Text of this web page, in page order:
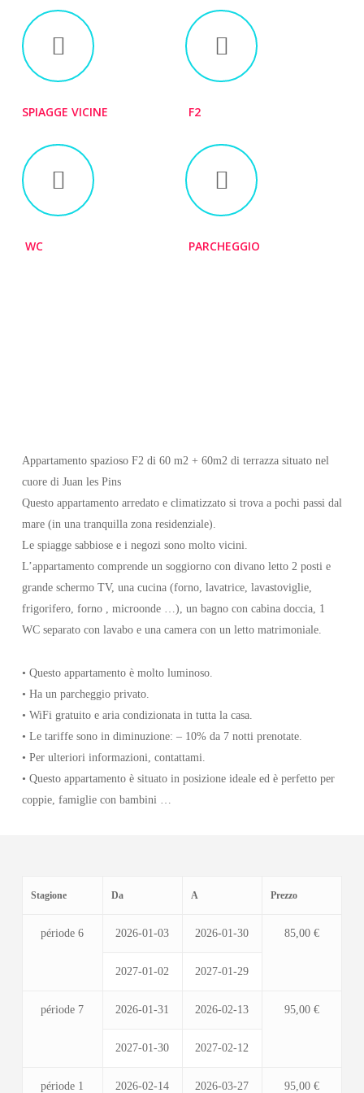
SPIAGGE VICINE F2
WC PARCHEGGIO
Appartamento spazioso F2 di 60 m2 + 60m2 di terrazza situato nel
cuore di Juan les Pins
Questo appartamento arredato e climatizzato si trova a pochi passi dal
mare (in una tranquilla zona residenziale).
Le spiagge sabbiose e i negozi sono molto vicini.
L’appartamento comprende un soggiorno con divano letto 2 posti e
grande schermo TV, una cucina (forno, lavatrice, lavastoviglie,
frigorifero, forno , microonde …), un bagno con cabina doccia, 1
WC separato con lavabo e una camera con un letto matrimoniale.
• Questo appartamento è molto luminoso.
• Ha un parcheggio privato.
• WiFi gratuito e aria condizionata in tutta la casa.
• Le tariffe sono in diminuzione: – 10% da 7 notti prenotate.
• Per ulteriori informazioni, contattami.
• Questo appartamento è situato in posizione ideale ed è perfetto per
coppie, famiglie con bambini …
Stagione Da A Prezzo
période 6 2026-01-03 2026-01-30 85,00 €
2027-01-02 2027-01-29
période 7 2026-01-31 2026-02-13 95,00 €
2027-01-30 2027-02-12
période 1 2026-02-14 2026-03-27 95,00 €